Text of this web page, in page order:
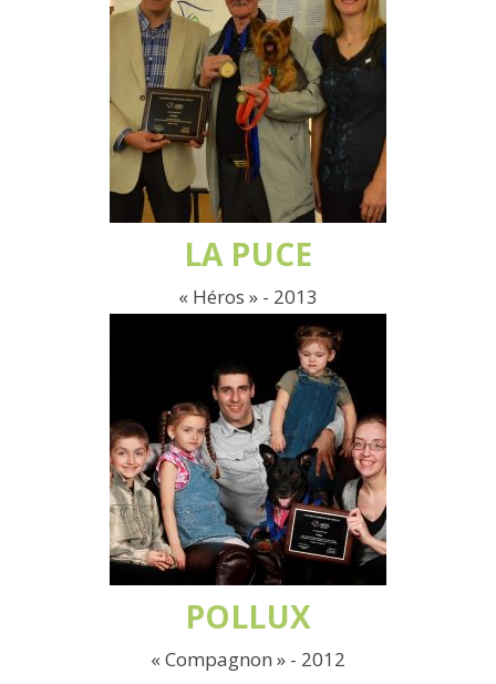
LA PUCE
« Héros » - 2013
POLLUX
« Compagnon » - 2012